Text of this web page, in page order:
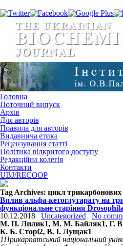
Головна
Поточний випуск
Архів
Для авторів
Правила для авторів
Видавнича етика
Рецензування статті
Політика відкритого доступу
Редакційна колегія
Контакти
UBJ/RECOOP
Tag Archives: цикл трикарбонових
Вплив альфа-кетоглутарату на
функціональне старіння
10.12.2018
Uncategorized
No
М. П. Лилик1, М. М. Байляк1, Г.
К. Б. Сторі2, В. І. Лущак1
1Прикарпатський національний